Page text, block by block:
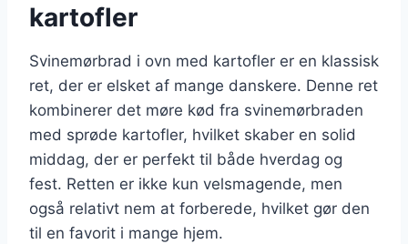
kartofler
Svinemørbrad i ovn med kartofler er en klassisk
ret, der er elsket af mange danskere. Denne ret
kombinerer det møre kød fra svinemørbraden
med sprøde kartofler, hvilket skaber en solid
middag, der er perfekt til både hverdag og
fest. Retten er ikke kun velsmagende, men
også relativt nem at forberede, hvilket gør den
til en favorit i mange hjem.